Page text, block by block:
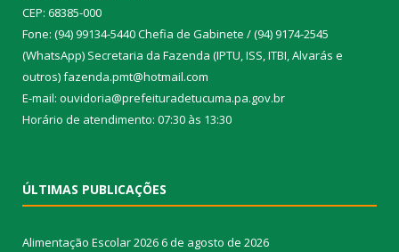
CEP: 68385-000
Fone: (94) 99134-5440 Chefia de Gabinete / (94) 9174-2545
(WhatsApp) Secretaria da Fazenda (IPTU, ISS, ITBI, Alvarás e
outros) fazenda.pmt@hotmail.com
E-mail: ouvidoria@prefeituradetucuma.pa.gov.br
Horário de atendimento: 07:30 às 13:30
ÚLTIMAS PUBLICAÇÕES
Alimentação Escolar 20266 de agosto de 2026